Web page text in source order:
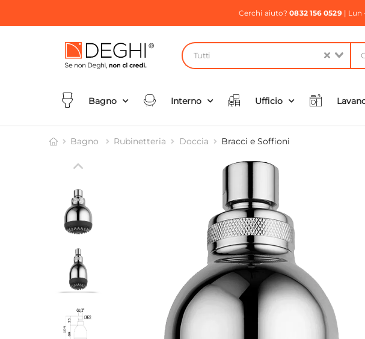
Cerchi aiuto?0832 156 0529| Lun
Tutti
Bagno Interno Ufficio
Bagno Rubinetteria Doccia Bracci e Soffioni